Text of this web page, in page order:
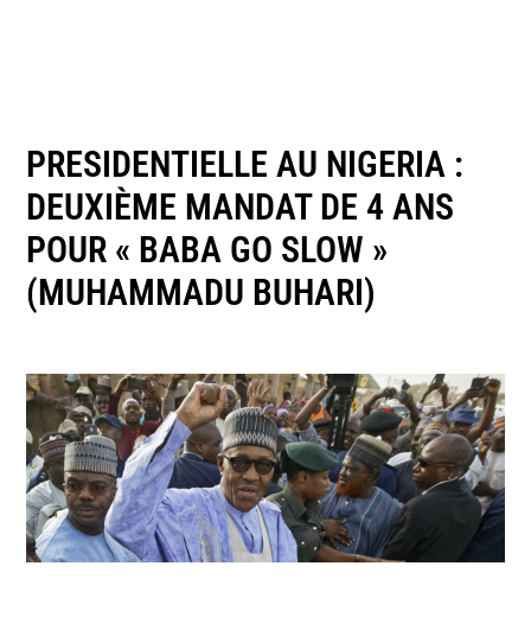
PRESIDENTIELLE AU NIGERIA :
DEUXIÈME MANDAT DE 4 ANS
POUR « BABA GO SLOW »
(MUHAMMADU BUHARI)